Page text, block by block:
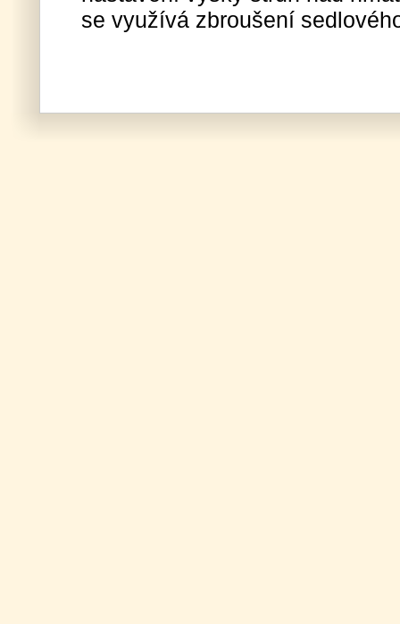
se využívá zbroušení